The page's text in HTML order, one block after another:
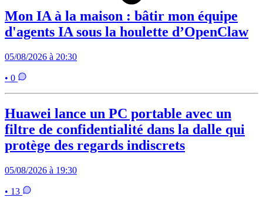
Mon IA à la maison : bâtir mon équipe
d'agents IA sous la houlette d’OpenClaw
05/08/2026 à 20:30
• 0
Huawei lance un PC portable avec un
filtre de confidentialité dans la dalle qui
protège des regards indiscrets
05/08/2026 à 19:30
• 13